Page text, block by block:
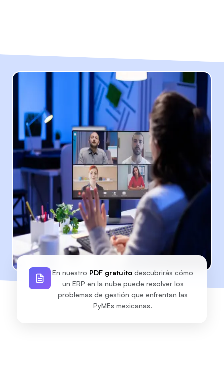
En nuestro PDF gratuito descubrirás cómo
un ERP en la nube puede resolver los
problemas de gestión que enfrentan las
PyMEs mexicanas.